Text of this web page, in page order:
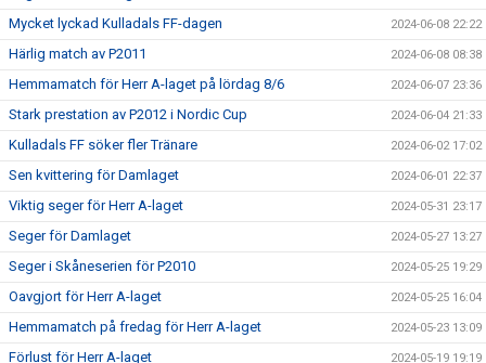
Mycket lyckad Kulladals FF-dagen 2024-06-08 22:22
Härlig match av P2011 2024-06-08 08:38
Hemmamatch för Herr A-laget på lördag 8/6 2024-06-07 23:36
Stark prestation av P2012 i Nordic Cup 2024-06-04 21:33
Kulladals FF söker fler Tränare 2024-06-02 17:02
Sen kvittering för Damlaget 2024-06-01 22:37
Viktig seger för Herr A-laget 2024-05-31 23:17
Seger för Damlaget 2024-05-27 13:27
Seger i Skåneserien för P2010 2024-05-25 19:29
Oavgjort för Herr A-laget 2024-05-25 16:04
Hemmamatch på fredag för Herr A-laget 2024-05-23 13:09
Förlust för Herr A-laget 2024-05-19 19:19